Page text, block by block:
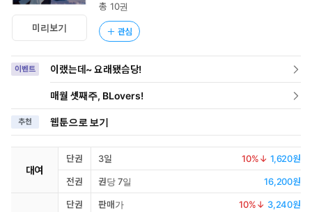
미리보기
총 10권
관심
이벤트 이랬는데~ 요래됐슴당!
매월 셋째주, BLovers!
추천 웹툰으로 보기
대여
단권 3일 10%↓ 1,620원
전권 권당 7일 16,200원
단권 판매가 10%↓ 3,240원